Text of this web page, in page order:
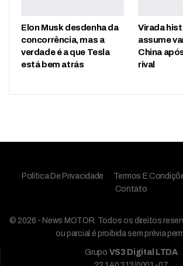
Elon Musk desdenha da
concorrência, mas a
verdade é a que Tesla
está bem atrás
Virada
assume
China
rival
Política De Privacidade Termos E
Contato
© 2026 - News MOTOR. Todos os direitos
ou parcial é proibida sem prévia
Grupo VS3 Digital LTDA